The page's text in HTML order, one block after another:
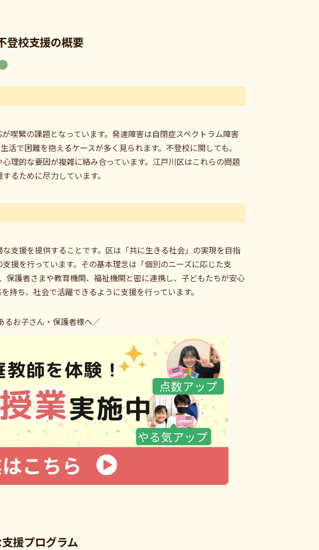
登校支援の概要
喫緊の課題となっています。発達障害は自閉症スペクトラム障害
で困難を抱えるケースが多く見られます。不登校に関しても、
理的な要因が複雑に絡み合っています。江戸川区はこれらの問題
るために尽力しています。
支援を提供することです。区は「共に生きる社会」の実現を目指
援を行っています。その基本理念は「個別のニーズに応じた支
護者さまや教育機関、福祉機関と密に連携し、子どもたちが安心
持ち、社会で活躍できるように支援を行っています。
るお子さん・保護者様へ／
援プログラム